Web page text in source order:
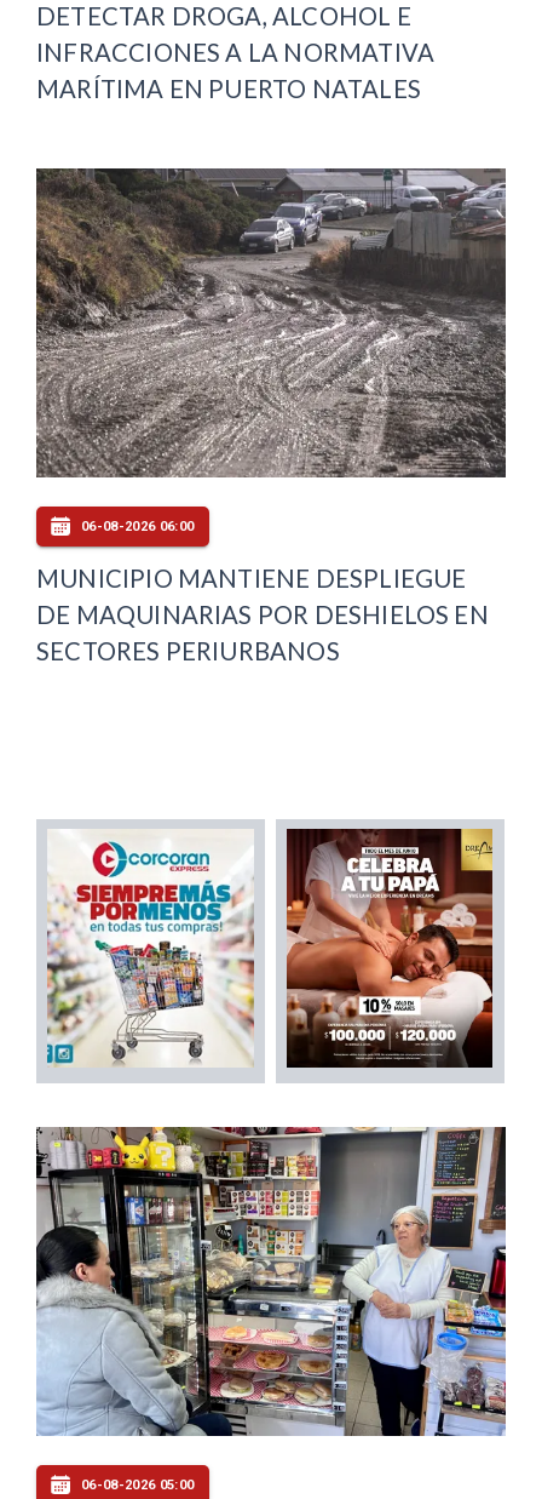
DETECTAR DROGA, ALCOHOL E
INFRACCIONES A LA NORMATIVA
MARÍTIMA EN PUERTO NATALES
06-08-2026 06:00
MUNICIPIO MANTIENE DESPLIEGUE
DE MAQUINARIAS POR DESHIELOS EN
SECTORES PERIURBANOS
06-08-2026 05:00